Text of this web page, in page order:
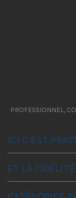
PROFESSIONNEL,
ICI C'EST
ET LA